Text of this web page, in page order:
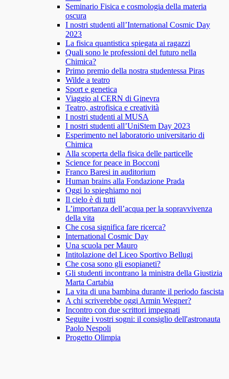
Seminario Fisica e cosmologia della materia
oscura
I nostri studenti all’International Cosmic Day
2023
La fisica quantistica spiegata ai ragazzi
Quali sono le professioni del futuro nella
Chimica?
Primo premio della nostra studentessa Piras
Wilde a teatro
Sport e genetica
Viaggio al CERN di Ginevra
Teatro, astrofisica e creatività
I nostri studenti al MUSA
I nostri studenti all’UniStem Day 2023
Esperimento nel laboratorio universitario di
Chimica
Alla scoperta della fisica delle particelle
Science for peace in Bocconi
Franco Baresi in auditorium
Human brains alla Fondazione Prada
Oggi lo spieghiamo noi
Il cielo è di tutti
L’importanza dell’acqua per la sopravvivenza
della vita
Che cosa significa fare ricerca?
International Cosmic Day
Una scuola per Mauro
Intitolazione del Liceo Sportivo Bellugi
Che cosa sono gli esopianeti?
Gli studenti incontrano la ministra della Giustizia
Marta Cartabia
La vita di una bambina durante il periodo fascista
A chi scriverebbe oggi Armin Wegner?
Incontro con due scrittori impegnati
Seguite i vostri sogni: il consiglio dell'astronauta
Paolo Nespoli
Progetto Olimpia